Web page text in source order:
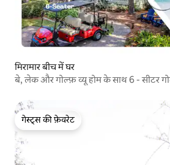
मिरामार बीच में घर
बे, लेक और गोल्फ़ व्यू होम के साथ 6 - सीटर
गेस्ट्स की फ़ेवरेट
गेस्ट्स की फ़ेवरेट